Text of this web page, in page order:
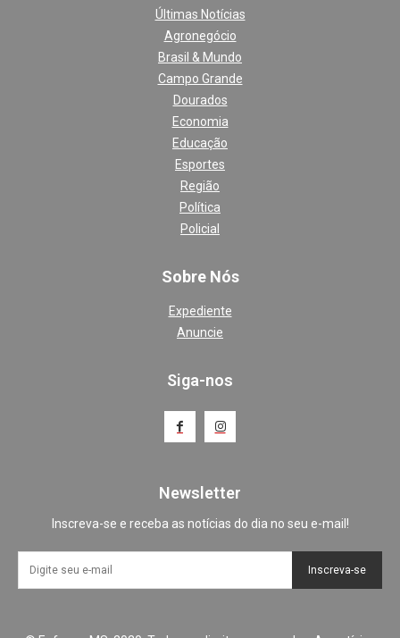
Últimas Notícias
Agronegócio
Brasil & Mundo
Campo Grande
Dourados
Economia
Educação
Esportes
Região
Política
Policial
Sobre Nós
Expediente
Anuncie
Siga-nos
Newsletter
Inscreva-se e receba as notícias do dia no seu e-mail!
Inscreva-se